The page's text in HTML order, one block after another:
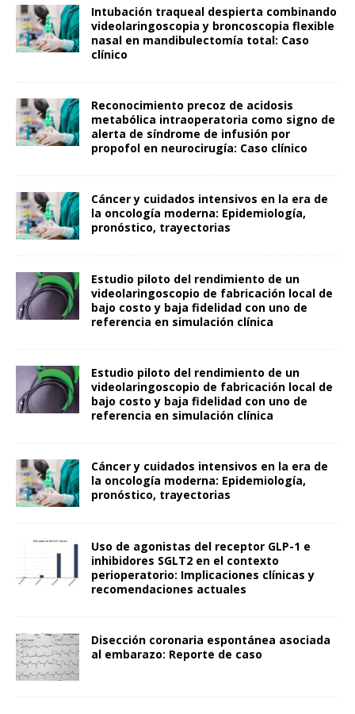
Intubación traqueal despierta combinando
videolaringoscopia y broncoscopia flexible
nasal en mandibulectomía total: Caso
clínico
Reconocimiento precoz de acidosis
metabólica intraoperatoria como signo de
alerta de síndrome de infusión por
propofol en neurocirugía: Caso clínico
Cáncer y cuidados intensivos en la era de
la oncología moderna: Epidemiología,
pronóstico, trayectorias
Estudio piloto del rendimiento de un
videolaringoscopio de fabricación local de
bajo costo y baja fidelidad con uno de
referencia en simulación clínica
Estudio piloto del rendimiento de un
videolaringoscopio de fabricación local de
bajo costo y baja fidelidad con uno de
referencia en simulación clínica
Cáncer y cuidados intensivos en la era de
la oncología moderna: Epidemiología,
pronóstico, trayectorias
Uso de agonistas del receptor GLP-1 e
inhibidores SGLT2 en el contexto
perioperatorio: Implicaciones clínicas y
recomendaciones actuales
Disección coronaria espontánea asociada
al embarazo: Reporte de caso